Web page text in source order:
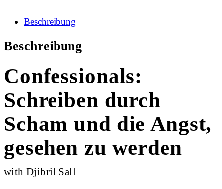
Beschreibung
Beschreibung
Confessionals:
Schreiben durch
Scham und die Angst,
gesehen zu werden
with Djibril Sall